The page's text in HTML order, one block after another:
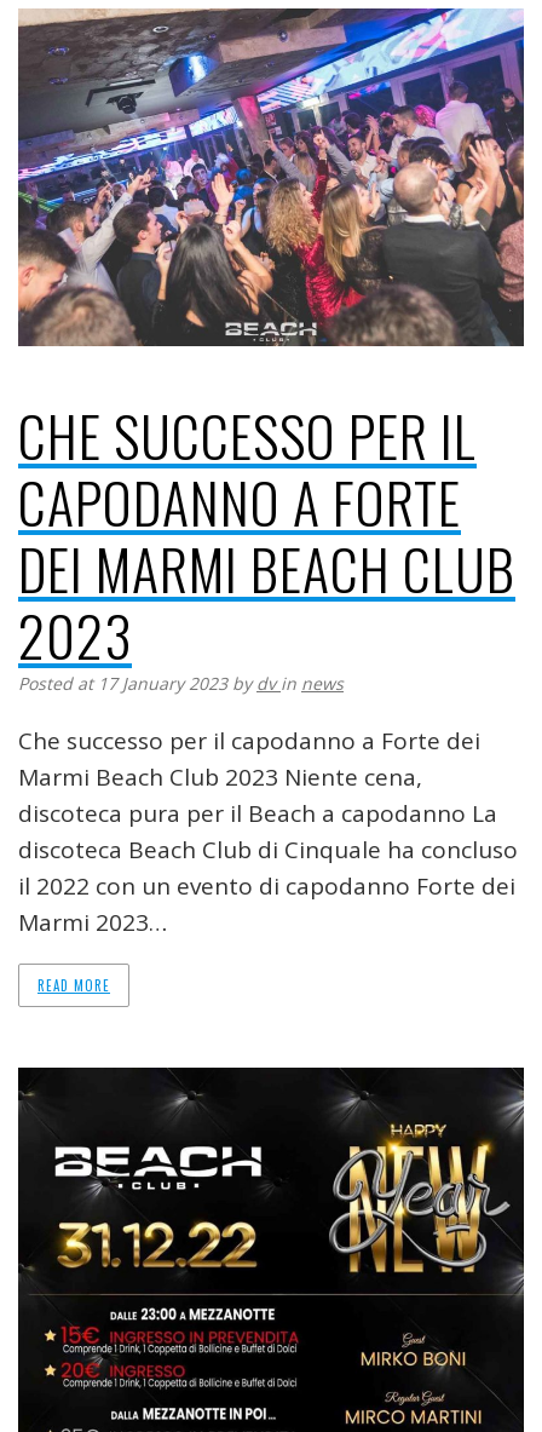
CHE SUCCESSO PER IL
CAPODANNO A FORTE
DEI MARMI BEACH CLUB
2023
Posted at 17 January 2023 bydvin news
Che successo per il capodanno a Forte dei
Marmi Beach Club 2023 Niente cena,
discoteca pura per il Beach a capodanno La
discoteca Beach Club di Cinquale ha concluso
il 2022 con un evento di capodanno Forte dei
Marmi 2023…
READ MORE